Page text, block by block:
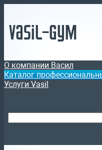
Vasil-Gym
О компании Васил
Каталог
Услуги Vasil